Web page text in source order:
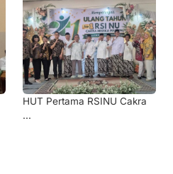
HUT Pertama RSINU Cakra
...